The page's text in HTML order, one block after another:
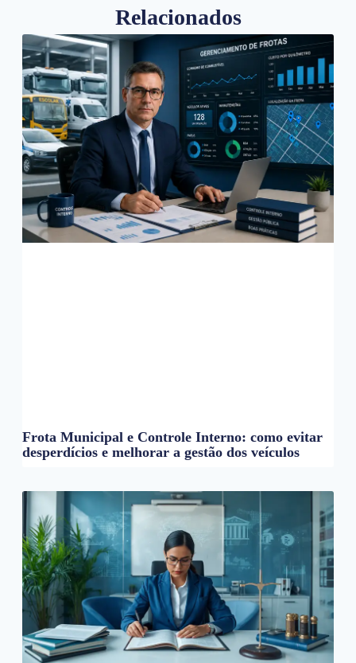
Relacionados
Frota Municipal e Controle Interno: como evitar
desperdícios e melhorar a gestão dos veículos